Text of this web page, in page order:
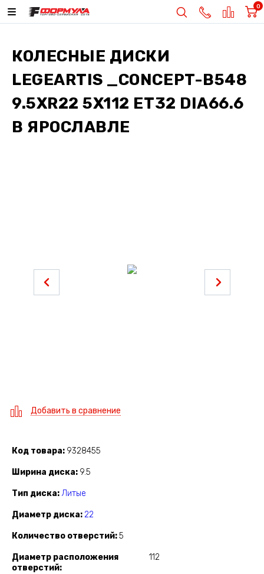
0
КОЛЕСНЫЕ ДИСКИ
LEGEARTIS _CONCEPT-B548
9.5XR22 5X112 ET32 DIA66.6
В ЯРОСЛАВЛЕ
Добавить в сравнение
Код товара 9328455
Ширина диска 9.5
Тип диска Литые
Диаметр диска 22
Количество отверстий 5
Диаметр расположения
отверстий
112